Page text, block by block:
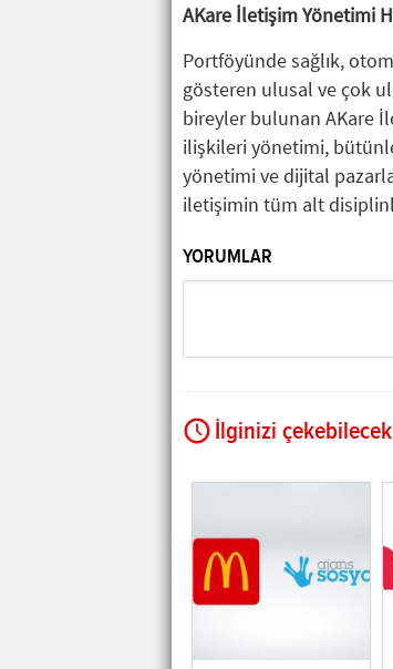
AKare İletişim Yönetimi
Portföyünde sağlık,
gösteren ulusal ve çok
bireyler bulunan AKare
ilişkileri yönetimi,
yönetimi ve dijital
iletişimin tüm alt
YORUMLAR
İlginizi